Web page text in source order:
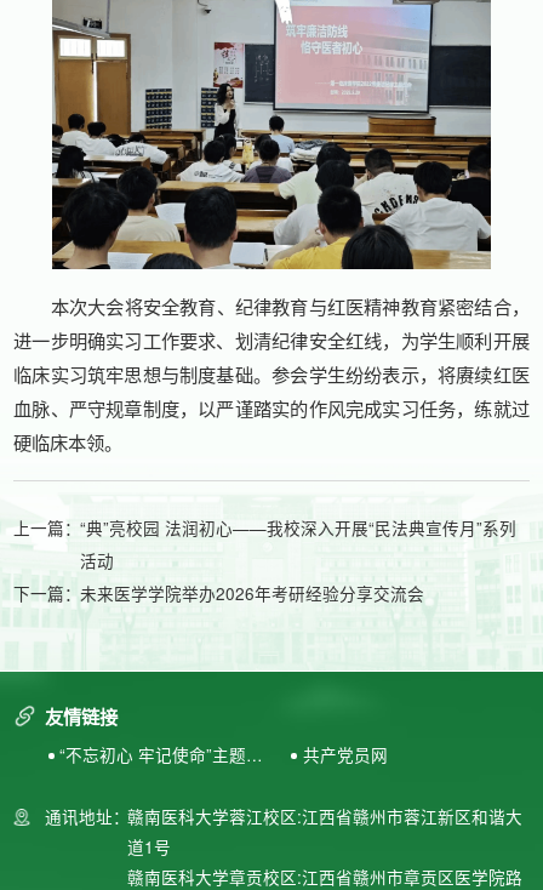
本次大会将安全教育、纪律教育与红医精神教育紧密结合，
进一步明确实习工作要求、划清纪律安全红线，为学生顺利开展
临床实习筑牢思想与制度基础。参会学生纷纷表示，将赓续红医
血脉、严守规章制度，以严谨踏实的作风完成实习任务，练就过
硬临床本领。
上一篇：“典”亮校园 法润初心——我校深入开展“民法典宣传月”系列
活动
下一篇：未来医学学院举办2026年考研经验分享交流会
友情链接
“不忘初心 牢记使命”主题教
共产党员网
通讯地址：赣南医科大学蓉江校区:江西省赣州市蓉江新区和谐大
道1号
赣南医科大学章贡校区:江西省赣州市章贡区医学院路